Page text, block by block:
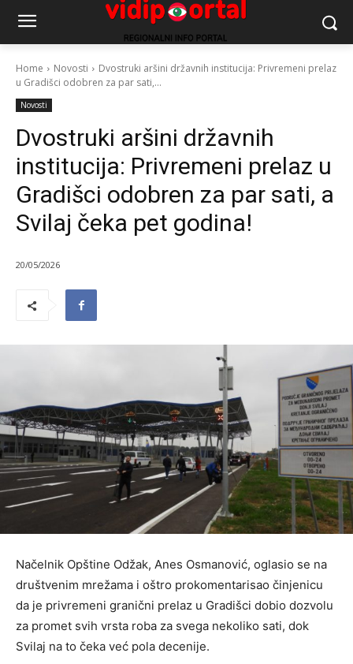
Home Novosti
Dvostruki aršini državnih institucija: Privremeni prelaz
u Gradišci odobren za par sati,...
Novosti
Dvostruki aršini državnih
institucija: Privremeni prelaz u
Gradišci odobren za par sati, a
Svilaj čeka pet godina!
20/05/2026
Načelnik Opštine Odžak, Anes Osmanović, oglasio se na
društvenim mrežama i oštro prokomentarisao činjenicu
da je privremeni granični prelaz u Gradišci dobio dozvolu
za promet svih vrsta roba za svega nekoliko sati, dok
Svilaj na to čeka već pola decenije.